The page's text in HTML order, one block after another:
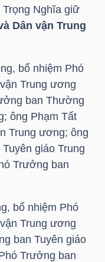
Nghĩa giữ
Dân vận Trung
bổ nhiệm Phó
Trung ương
ban Thường
ông Phạm Tất
Trung ương; ông
giáo Trung
Trưởng ban
bổ nhiệm Phó
Trung ương
ban Tuyên giáo
Trưởng ban